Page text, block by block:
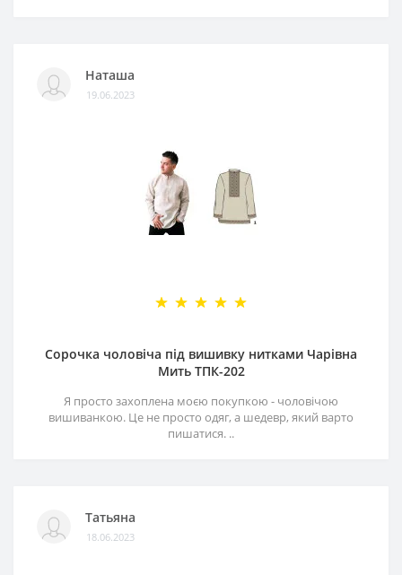
Наташа
19.06.2023
Сорочка чоловіча під вишивку нитками Чарівна
Мить ТПК-202
Я просто захоплена моєю покупкою - чоловічою
вишиванкою. Це не просто одяг, а шедевр, який варто
пишатися. ..
Татьяна
18.06.2023